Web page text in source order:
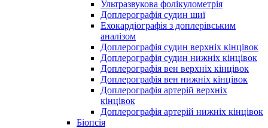
Ультразвукова фолікулометрія
Доплерографія судин шиї
Ехокардіографія з доплерівським
аналізом
Доплерографія судин верхніх кінцівок
Доплерографія судин нижніх кінцівок
Доплерографія вен верхніх кінцівок
Доплерографія вен нижніх кінцівок
Доплерографія артерій верхніх
кінцівок
Доплерографія артерій нижніх кінцівок
Біопсія